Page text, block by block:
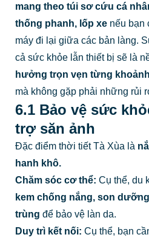
mang theo túi sơ cứu cá
thống phanh, lốp xenếu bạn
máy đi lại giữa các bản làng.
cả sức khỏe lẫn thiết bị sẽ là
hưởng trọn vẹn từng
mà không gặp phải những rủi
6.1 Bảo vệ sức
trợ săn ảnh
Đặc điểm thời tiết Tà Xùa là
hanh khô.
Chăm sóc cơ thể: Cụ thể, du
kem chống nắng, son
trùng để bảo vệ làn da.
Duy trì kết nối: Cụ thể, bạn